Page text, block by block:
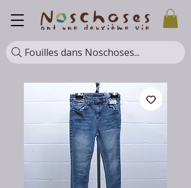
Fouilles dans Noschoses...